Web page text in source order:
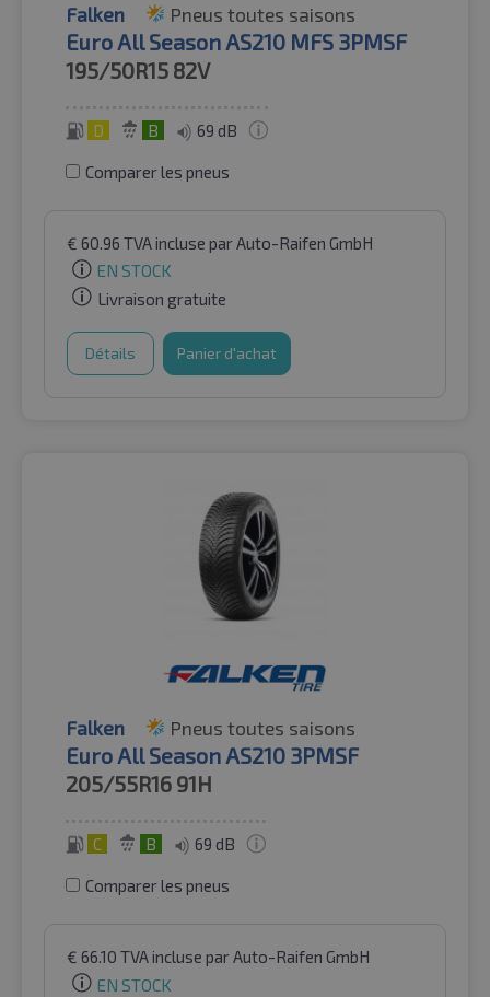
Falken Pneus toutes saisons
Euro All Season AS210 MFS 3PMSF
195/50R15 82V
D B 69 dB
Comparer les pneus
€ 60.96 TVA incluse par Auto-Raifen GmbH
EN STOCK
Livraison gratuite
Détails Panier d'achat
Falken Pneus toutes saisons
Euro All Season AS210 3PMSF
205/55R16 91H
C B 69 dB
Comparer les pneus
€ 66.10 TVA incluse par Auto-Raifen GmbH
EN STOCK